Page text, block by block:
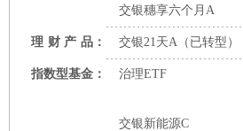
交银穗享六个月A
理 财 产 品： 交银21天A（已转型）
指数型基金： 治理ETF
交银新能源C